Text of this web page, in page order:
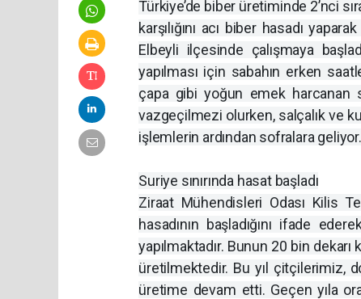
Türkiye’de biber üretiminde 2’nci
karşılığını acı biber hasadı
Elbeyli ilçesinde çalışmaya
yapılması için sabahın erken
çapa gibi yoğun emek harcanan
vazgeçilmezi olurken, salçalık ve
işlemlerin ardından sofralara geliyor.
Suriye sınırında hasat başladı
Ziraat Mühendisleri Odası Kilis
hasadının başladığını ifade
yapılmaktadır. Bunun 20 bin
üretilmektedir. Bu yıl çitçilerimiz,
üretime devam etti. Geçen yıla